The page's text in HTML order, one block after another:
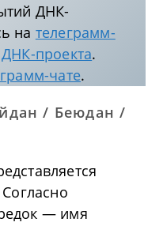
ДНК-
на телеграмм-
проекта.
чате.
/ Беюдан /
— имя